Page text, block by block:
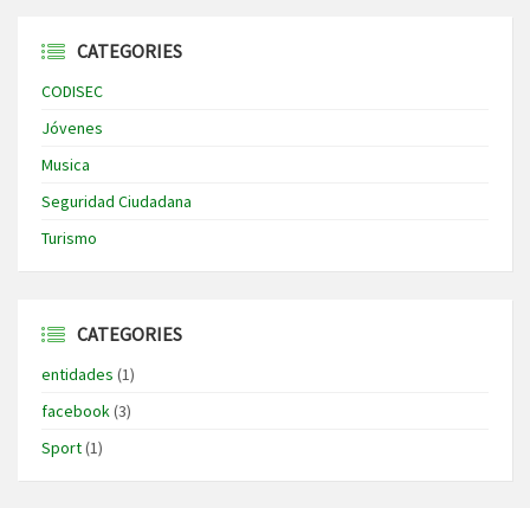
CATEGORIES
CODISEC
Jóvenes
Musica
Seguridad Ciudadana
Turismo
CATEGORIES
entidades (1)
facebook(3)
Sport(1)